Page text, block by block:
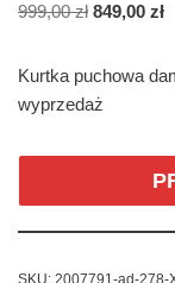
999,00zł 849,00 zł
Kurtka puchowa
wyprzedaż